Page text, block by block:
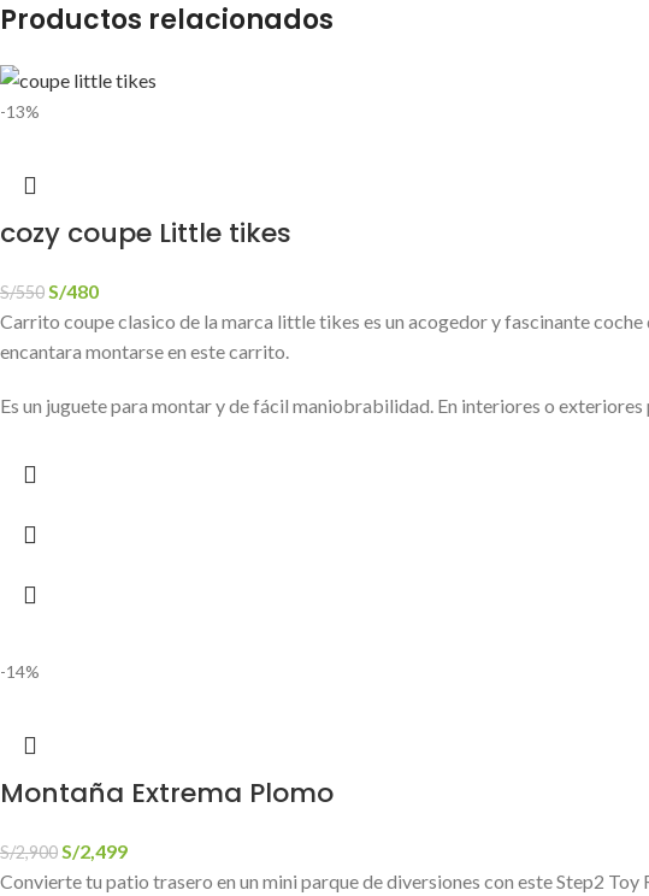
Productos relacionados
-13%
cozy coupe Little tikes
S/550S/480
Carrito coupe clasico de la marca little tikes es un acogedor y fascinante
encantara montarse en este carrito.
Es un juguete para montar y de fácil maniobrabilidad. En interiores o
-14%
Montaña Extrema Plomo
S/2,900S/2,499
Convierte tu patio trasero en un mini parque de diversiones con este Step2